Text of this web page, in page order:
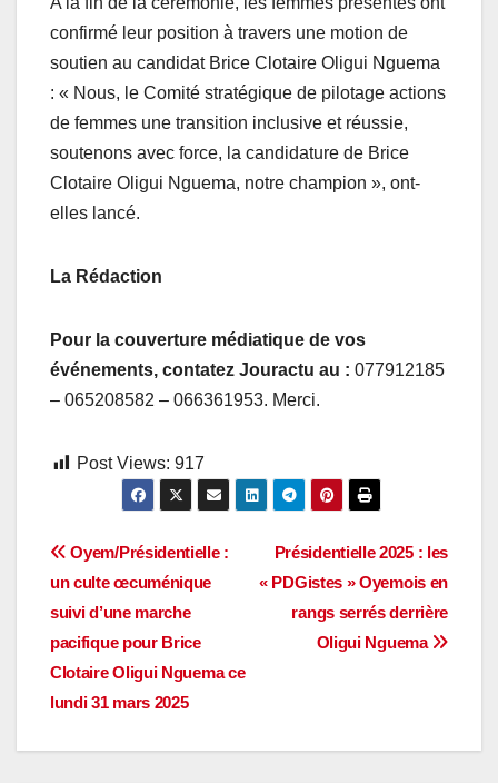
confirmé leur position à travers une motion de
soutien au candidat Brice Clotaire Oligui Nguema
: « Nous, le Comité stratégique de pilotage actions
de femmes une transition inclusive et réussie,
soutenons avec force, la candidature de Brice
Clotaire Oligui Nguema, notre champion », ont-
elles lancé.
La Rédaction
Pour la couverture médiatique de vos
événements, contatez Jouractu au : 077912185
– 065208582 – 066361953. Merci.
Post Views: 917
Navigation
de
l’article
Présidentielle 2025 : les
« PDGistes » Oyemois en
rangs serrés derrière
Oligui Nguema
Oyem/Présidentielle :
un culte œcuménique
suivi d’une marche
pacifique pour Brice
Clotaire Oligui Nguema ce
lundi 31 mars 2025